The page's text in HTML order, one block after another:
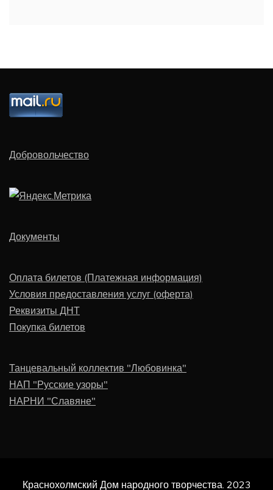
Добровольчество
Документы
Оплата билетов (Платежная информация)
Условия предоставления услуг (оферта)
Реквизиты ДНТ
Покупка билетов
Танцевальный коллектив "Любовинка"
НАП "Русские узоры"
НАРНИ "Славяне"
Краснохолмский Дом народного творчества. 2023